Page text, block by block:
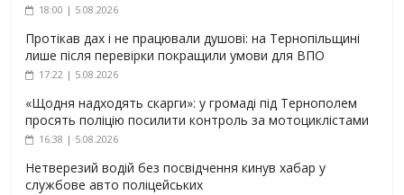
18:00 | 5.08.2026
Протікав дах і не працювали душові: на Тернопільщині
лише після перевірки покращили умови для ВПО
17:22 | 5.08.2026
«Щодня надходять скарги»: у громаді під Тернополем
просять поліцію посилити контроль за мотоциклістами
16:38 | 5.08.2026
Нетверезий водій без посвідчення кинув хабар у
службове авто поліцейських